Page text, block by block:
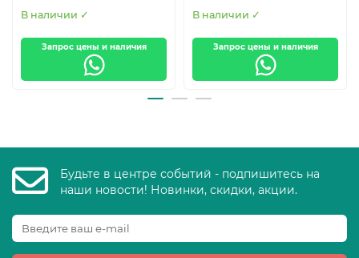
В наличии ✓
Запрос цены и наличия
В наличии ✓
Запрос цены и наличия
Будьте в центре событий - подпишитесь на
наши новости! Новинки, скидки, акции.